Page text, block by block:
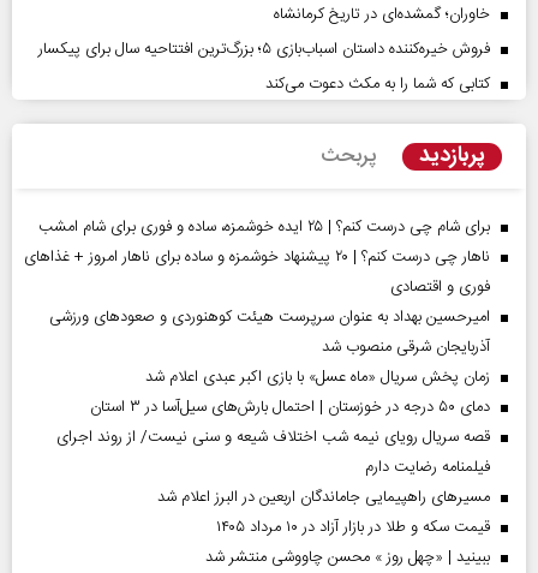
خاوران؛ گمشده‌ای در تاریخ کرمانشاه
فروش خیره‌کننده داستان اسباب‌بازی ۵؛ بزرگ‌ترین افتتاحیه سال برای پیکسار
کتابی که شما را به مکث دعوت می‌کند
پربازدید پربحث
برای شام چی درست کنم؟ | ۲۵ ایده خوشمزه، ساده و فوری برای شام امشب
ناهار چی درست کنم؟ | ۲۰ پیشنهاد خوشمزه و ساده برای ناهار امروز + غذاهای
فوری و اقتصادی
امیرحسین بهداد به عنوان سرپرست هیئت کوهنوردی و صعودهای ورزشی
آذربایجان شرقی منصوب شد
زمان پخش سریال «ماه عسل» با بازی اکبر عبدی اعلام شد
دمای ۵۰ درجه در خوزستان | احتمال بارش‌های سیل‌آسا در ۳ استان
قصه سریال رویای نیمه شب اختلاف شیعه و سنی نیست/ از روند اجرای
فیلمنامه رضایت دارم
مسیر‌های راهپیمایی جاماندگان اربعین در البرز اعلام شد
قیمت سکه و طلا در بازار آزاد در ۱۰ مرداد ۱۴۰۵
ببینید | «چهل روز » محسن چاووشی منتشر شد